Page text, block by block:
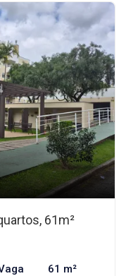
61m²
61 m²